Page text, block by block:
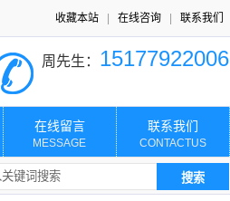
收藏本站 在线咨询 联系我们
周先生： 15177922006
在线留言
MESSAGE
联系我们
CONTACTUS